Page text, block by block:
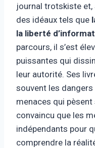
journal trotskiste et,
des idéaux tels que
la liberté
parcours, il s’est
puissantes qui
leur autorité. Ses
souvent les
menaces qui
convaincu que les
indépendants pour
comprendre la